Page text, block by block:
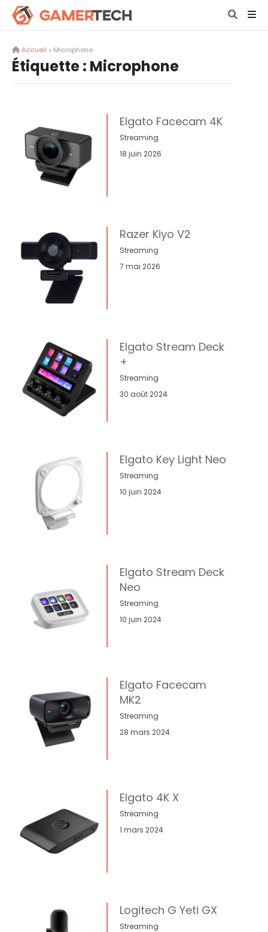
Accueil » Microphone
Étiquette : Microphone
Elgato Facecam 4K
Streaming
18 juin 2026
Razer Kiyo V2
Streaming
7 mai 2026
Elgato Stream Deck
+
Streaming
30 août 2024
Elgato Key Light Neo
Streaming
10 juin 2024
Elgato Stream Deck
Neo
Streaming
10 juin 2024
Elgato Facecam
MK2
Streaming
28 mars 2024
Elgato 4K X
Streaming
1 mars 2024
Logitech G Yeti GX
Streaming